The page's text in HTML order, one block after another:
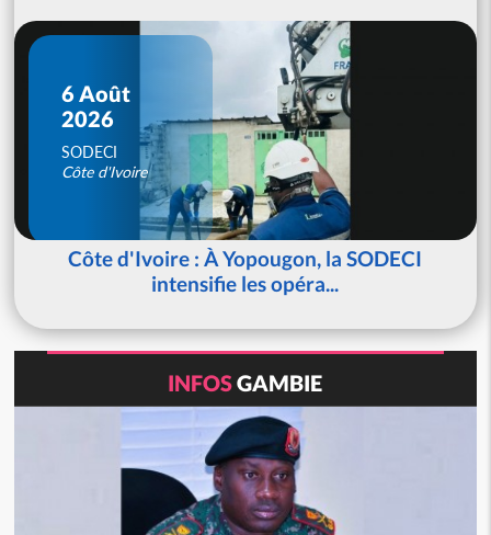
6 Août
2026
SODECI
Côte d'Ivoire
Côte d'Ivoire : À Yopougon, la SODECI
intensifie les opéra...
INFOSGAMBIE